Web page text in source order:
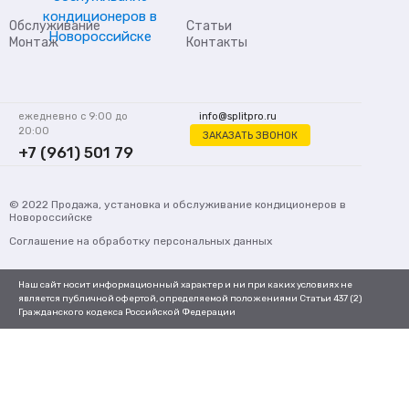
Обслуживание
Монтаж
Статьи
Контакты
info@splitpro.ru
ЗАКАЗАТЬ ЗВОНОК
ежедневно с 9:00 до
20:00
+7 (961) 501 79
© 2022 Продажа, установка и обслуживание кондиционеров в
Новороссийске
Соглашение на обработку персональных данных
Наш сайт носит информационный характер и ни при каких условиях не
является публичной офертой, определяемой положениями Статьи 437 (2)
Гражданского кодекса Российской Федерации